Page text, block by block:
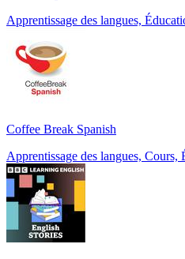
Apprentissage des langues,
Coffee Break Spanish
Apprentissage des langues, Cours,